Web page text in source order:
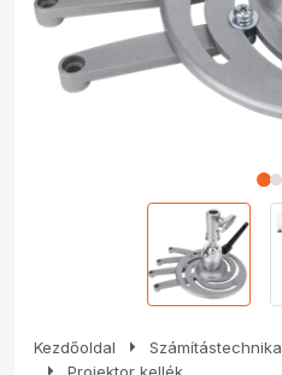
Kezdőoldal arrow_right Számítástechnika